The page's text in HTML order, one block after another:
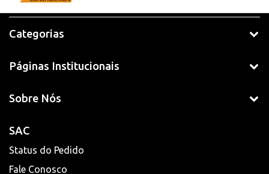
Categorias
Páginas Institucionais
Sobre Nós
SAC
Status do Pedido
Fale Conosco